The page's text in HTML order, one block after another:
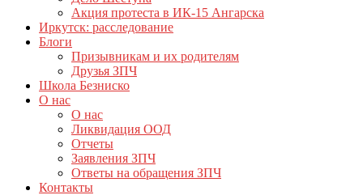
Акция протеста в ИК-15 Ангарска
Иркутск: расследование
Блоги
Призывникам и их родителям
Друзья ЗПЧ
Школа Безниско
О нас
О нас
Ликвидация ООД
Отчеты
Заявления ЗПЧ
Ответы на обращения ЗПЧ
Контакты